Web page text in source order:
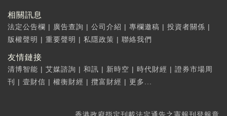
相關訊息
法定公告欄 | 廣告查詢 | 公司介紹 | 專欄邀稿 | 投資者關係 |
版權聲明 | 重要聲明 | 私隱政策 | 聯絡我們
友情鏈接
清博智能 | 艾媒諮詢 | 和訊 | 新時空 | 時代財經 | 證券市場周
刊
| 壹財信 | 權衡財經 | 攬富財經 | 更多...